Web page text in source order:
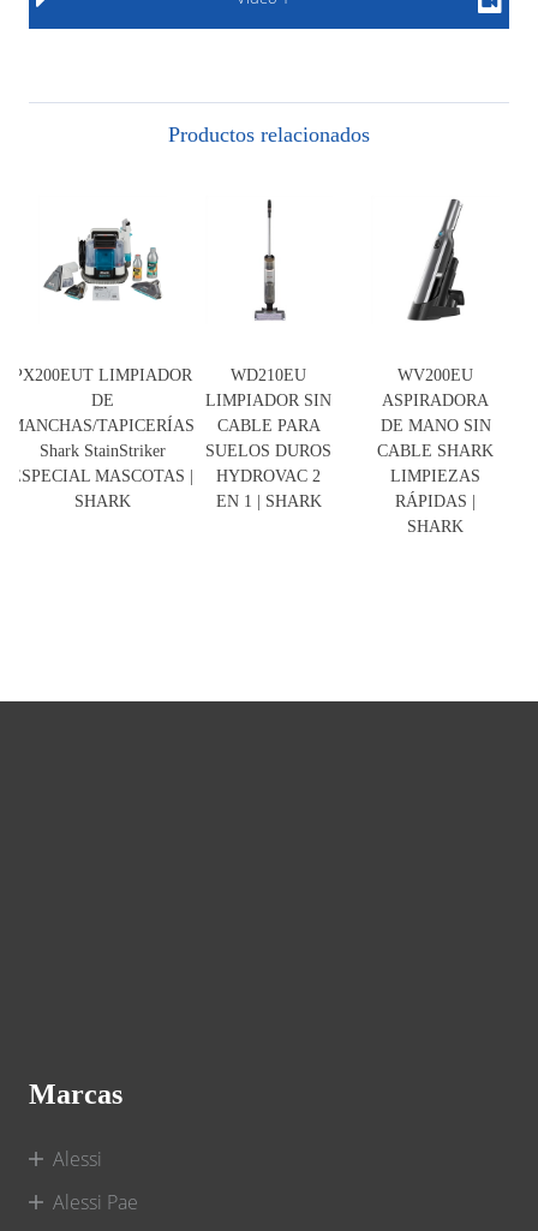
Productos relacionados
PX200EUT LIMPIADOR
DE
MANCHAS/TAPICERÍAS
Shark StainStriker
ESPECIAL MASCOTAS |
SHARK
WD210EU
LIMPIADOR SIN
CABLE PARA
SUELOS DUROS
HYDROVAC 2
EN 1 | SHARK
WV200EU
ASPIRADORA
DE MANO SIN
CABLE SHARK
LIMPIEZAS
RÁPIDAS |
SHARK
Marcas
Alessi
Alessi Pae